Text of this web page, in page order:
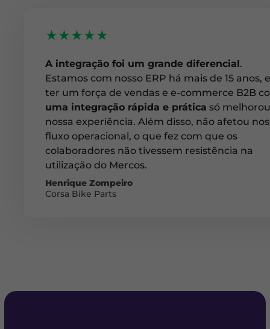
★★★★★
A integração foi um grande diferencial .
Estamos com nosso ERP há mais de 15 anos, e
ter um força de vendas e e-commerce B2B
uma integração rápida e prática só melhorou
nossa experiência. Além disso, não afetou
fluxo operacional, o que fez com que os
colaboradores não tivessem resistência na
utilização do Mercos.
Henrique Zompeiro
Corsa Bike Parts